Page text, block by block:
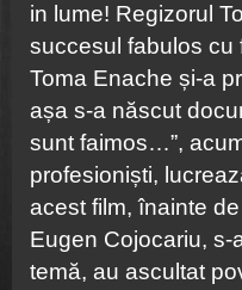
in lume! Regizorul
succesul fabulos cu
Toma Enache și-a
așa s-a născut
sunt faimos…”,
profesioniști,
acest film, înainte
Eugen Cojocariu, s-
temă, au ascultat